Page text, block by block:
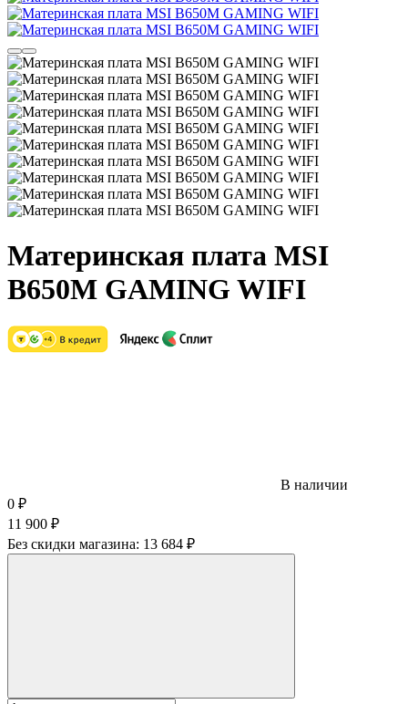
Материнская плата MSI
B650M GAMING WIFI
В наличии
0 ₽
11 900 ₽
Без скидки магазина: 13 684 ₽